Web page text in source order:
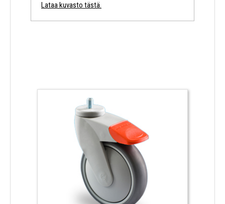
Lavavaunut
Lataa kuvasto tästä.